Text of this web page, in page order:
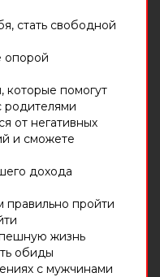
стать свободной
опорой
которые помогут
родителями
от негативных
и сможете
дохода
пройти
жизнь
обиды
с мужчинами